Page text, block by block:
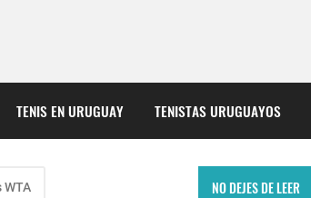
TENIS EN URUGUAY TENISTAS URUGUAYOS
WTA NO DEJES DE LEER